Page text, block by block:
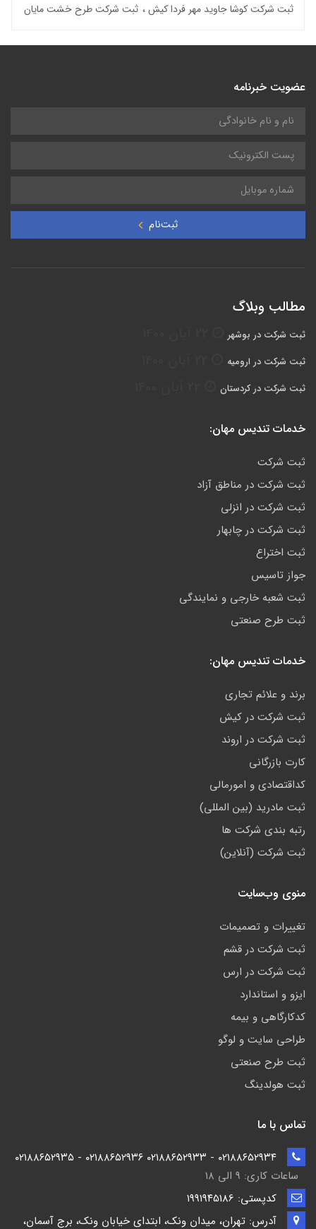
ثبت شرکت کوشا جاوید مهر فردا کیش
ثبت شرکت طرح خشت مایان
عضویت خبرنامه
ثبت‌نام
مطالب وبلاگ
ثبت شرکت در بوشهر
ثبت شرکت در ارومیه
ثبت شرکت در کردستان
خدمات تندیس مهان:
ثبت شرکت
ثبت شرکت در مناطق آزاد
ثبت شرکت در انزلی
ثبت شرکت در چابهار
ثبت اختراع
جواز تاسیس
ثبت شعبه خارجی و نمایندگی
ثبت طرح صنعتی
خدمات تندیس مهان:
برند و علائم تجاری
ثبت شرکت در کیش
ثبت شرکت در اروند
کارت بازرگانی
کداقتصادی و امورمالی
ثبت مادرید (بین المللی)
رتبه بندی شرکت ها
ثبت شرکت (آنلاین)
منوی وب‌سایت
تغییرات و تصمیمات
ثبت شرکت در قشم
ثبت شرکت در ارس
ایزو و استاندارد
کدکارگاهی و بیمه
طراحی سایت و لوگو
ثبت طرح صنعتی
ثبت هولدینگ
تماس با ما
ساعات کاری: ۹ الی ۱۸
کدپستی: ۱۹۹۱۹۴5186
آدرس: تهران، میدان ونک، ابتدای خیابان ونک، برج آسمان،